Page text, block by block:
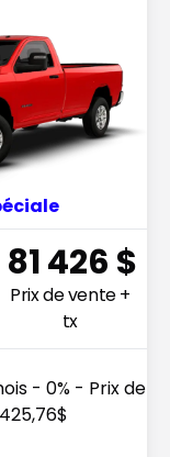
81 426 $
Prix de vente +
tx
- 0% - Prix de